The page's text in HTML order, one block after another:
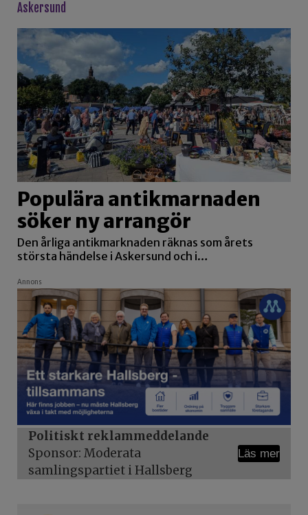
askersund
Populära antikmarnaden
söker ny arrangör
Den årliga antikmarknaden räknas som årets
största händelse i Askersund och i…
Annons
Politiskt reklammeddelande
Sponsor: Moderata
samlingspartiet i Hallsberg
Läs mer